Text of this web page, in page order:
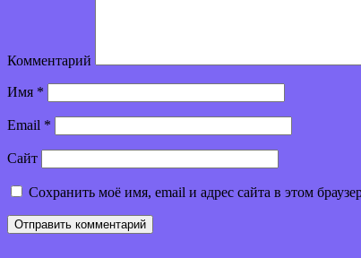
Комментарий
Имя *
Email *
Сайт
Сохранить моё имя, email и адрес сайта в этом